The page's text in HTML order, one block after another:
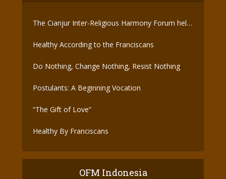
The Cianjur Inter-Religious Harmony Forum held
Healthy According to the Franciscans
Do Nothing, Change Nothing, Resist Nothing
Postulants: A Beginning Vocation
“The Gift of Love”
Healthy By Franciscans
OFM Indonesia